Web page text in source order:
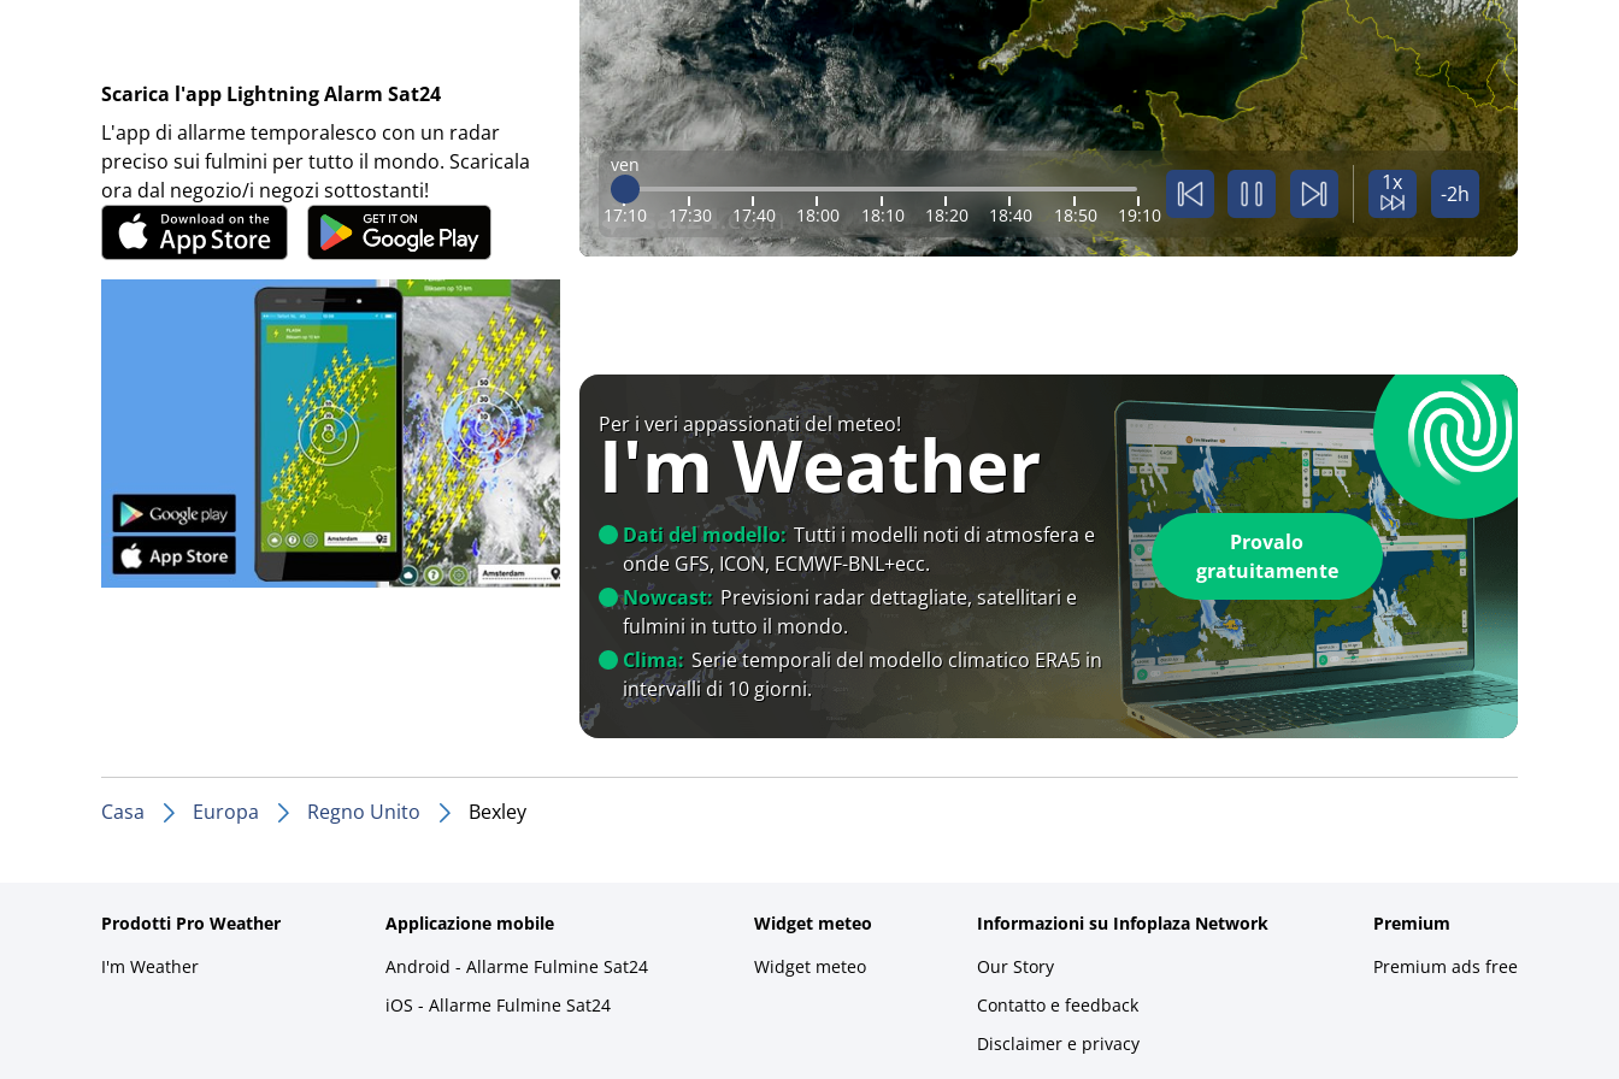
Scarica l'app Lightning Alarm Sat24
L'app di allarme temporalesco con un radar
preciso sui fulmini per tutto il mondo. Scaricala
ora dal negozio/i negozi sottostanti!
ven
17:10 17:30 17:40 18:00 18:10 18:20 18:40 18:50 19:10
1x -2h
Per i veri appassionati del meteo!
I'm Weather
Dati del modello: Tutti i modelli noti di atmosfera e
onde GFS, ICON, ECMWF-BNL+ecc.
Nowcast: Previsioni radar dettagliate, satellitari e
fulmini in tutto il mondo.
Clima: Serie temporali del modello climatico ERA5 in
intervalli di 10 giorni.
Provalo
gratuitamente
Casa Europa Regno Unito Bexley
Prodotti Pro Weather
I'm Weather
Applicazione mobile
Android - Allarme Fulmine Sat24
iOS - Allarme Fulmine Sat24
Widget meteo
Widget meteo
Informazioni su Infoplaza Network
Our Story
Contatto e feedback
Disclaimer e privacy
Premium
Premium ads free